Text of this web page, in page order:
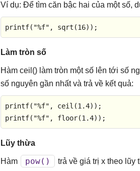
Ví dụ: Để tìm căn bậc hai của một số,
printf( "%f" , sqrt (16));
Làm tròn số
Hàm ceil() làm tròn một số lên tới số
số nguyên gần nhất và trả về kết quả:
printf( "%f" , ceil (1.4
printf( "%f" , floor(1.4));
Lũy thừa
Hàm pow() trả về giá trị x theo lũy